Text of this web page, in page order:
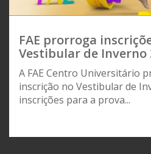
FAE prorroga
Vestibular de Inverno
A FAE Centro Universitário
inscrição no Vestibular de
inscrições para a prova...